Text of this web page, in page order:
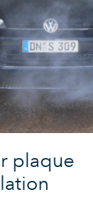
plaque